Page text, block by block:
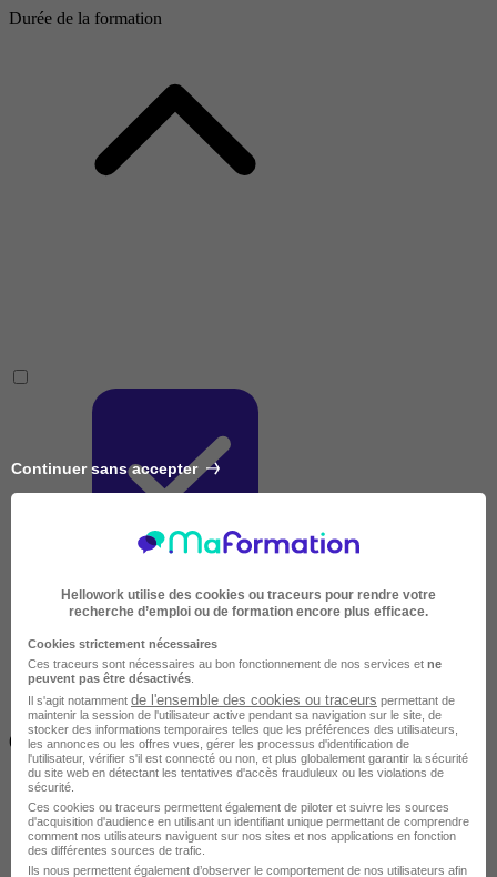
Durée de la formation
Très courte
Inférieur à 2 jours
(14h)
Continuer sans accepter
Hellowork utilise des cookies ou traceurs pour rendre votre
recherche d’emploi ou de formation encore plus efficace.
Cookies strictement nécessaires
Ces traceurs sont nécessaires au bon fonctionnement de nos services et ne
peuvent pas être désactivés
Il s'agit notamment de l'ensemble des cookies ou traceurs permettant de
maintenir la session de l'utilisateur active pendant sa navigation sur le site, de
stocker des informations temporaires telles que les préférences des utilisateurs,
les annonces ou les offres vues, gérer les processus d'identification de
l'utilisateur, vérifier s'il est connecté ou non, et plus globalement garantir la sécurité
du site web en détectant les tentatives d'accès frauduleux ou les violations de
sécurité.
Ces cookies ou traceurs permettent également de piloter et suivre les sources
d'acquisition d'audience en utilisant un identifiant unique permettant de comprendre
comment nos utilisateurs naviguent sur nos sites et nos applications en fonction
des différentes sources de trafic.
Ils nous permettent également d’observer le comportement de nos utilisateurs afin